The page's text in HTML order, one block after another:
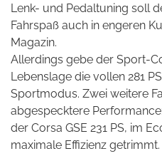
Lenk- und Pedaltuning soll
Fahrspaß auch in engeren
Magazin.
Allerdings gebe der Sport-
Lebenslage die vollen 281
Sportmodus. Zwei weitere
abgespecktere
der Corsa GSE 231 PS, im
maximale Effizienz